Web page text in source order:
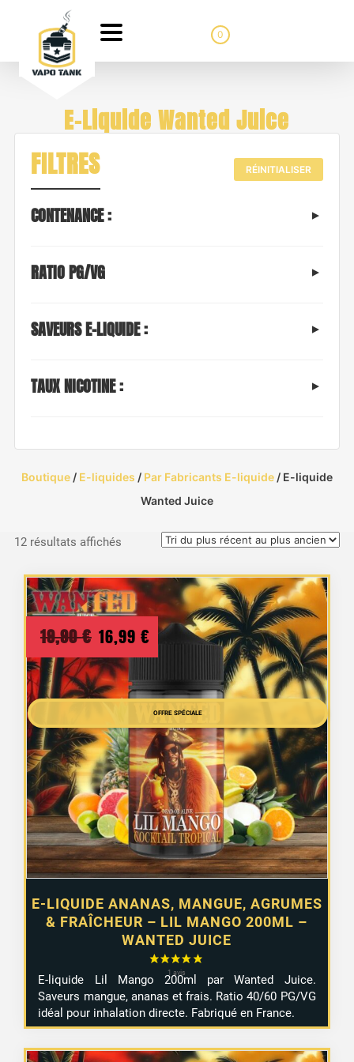
0
E-Liquide Wanted Juice
FILTRES RÉINITIALISER
CONTENANCE :
RATIO PG/VG
SAVEURS E-LIQUIDE :
TAUX NICOTINE :
Boutique/ E-liquides / Par Fabricants E-liquide/ E-liquide
Wanted Juice
12 résultats affichésTrié
plus
récent
au
plus
ancien
OFFRE SPÉCIALE
E-LIQUIDE ANANAS, MANGUE, AGRUMES
& FRAÎCHEUR – LIL MANGO 200ML –
WANTED JUICE
19,90€ Le
prix
initial
était :
19,90 €.
16,99 € Le
prix
actuel
est :
16,99 €.
E-liquide Lil Mango 200ml par Wanted Juice.
Saveurs mangue, ananas et frais. Ratio 40/60 PG/VG
idéal pour inhalation directe. Fabriqué en France.